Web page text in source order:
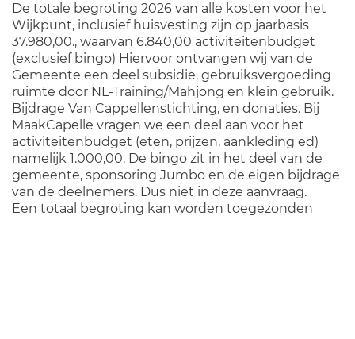
De totale begroting 2026 van alle kosten voor het
Wijkpunt, inclusief huisvesting zijn op jaarbasis
37.980,00., waarvan 6.840,00 activiteitenbudget
(exclusief bingo) Hiervoor ontvangen wij van de
Gemeente een deel subsidie, gebruiksvergoeding
ruimte door NL-Training/Mahjong en klein gebruik.
Bijdrage Van Cappellenstichting, en donaties. Bij
MaakCapelle vragen we een deel aan voor het
activiteitenbudget (eten, prijzen, aankleding ed)
namelijk 1.000,00. De bingo zit in het deel van de
gemeente, sponsoring Jumbo en de eigen bijdrage
van de deelnemers. Dus niet in deze aanvraag.
Een totaal begroting kan worden toegezonden